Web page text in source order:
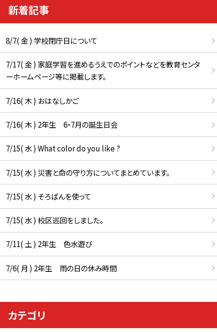
新着記事
8/7( 金 ) 学校閉庁日について
7/17( 金 ) 家庭学習を進めるうえでのポイントなどを教育センタ
ーホームページ等に掲載します。
7/16( 木 ) おはなしかご
7/16( 木 ) 2年生 6・7月の誕生日会
7/15( 水 ) What color do you like ?
7/15( 水 ) 災害と命の守り方についてまとめています。
7/15( 水 ) そろばんを使って
7/15( 水 ) 校区巡回をしました。
7/11( 土 ) 2年生 色水遊び
7/6( 月 ) 2年生 雨の日の休み時間
カテゴリ